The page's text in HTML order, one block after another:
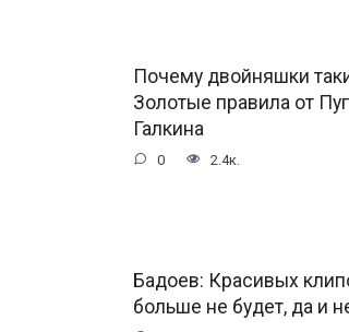
Почему двойняшки
Золотые правила от
Галкина
0 2.4к.
Бадоев: Красивых
больше не будет, да и